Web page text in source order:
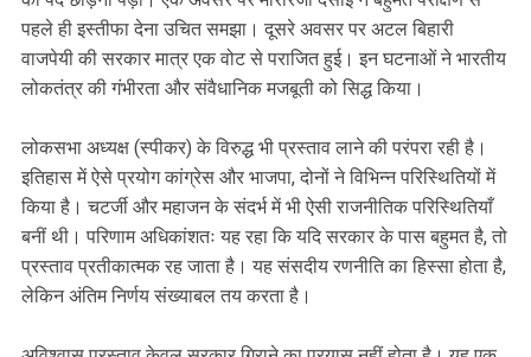
पहले ही इस्तीफा देना उचित समझा। दूसरे अवसर पर अटल बिहारी
वाजपेयी की सरकार मात्र एक वोट से पराजित हुई। इन घटनाओं ने भारतीय
लोकतंत्र की गंभीरता और संवैधानिक मजबूती को सिद्ध किया।
लोकसभा अध्यक्ष (स्पीकर) के विरुद्ध भी प्रस्ताव लाने की परंपरा रही है।
इतिहास में ऐसे प्रयोग कांग्रेस और भाजपा, दोनों ने विभिन्न परिस्थितियों में
किया है। चटर्जी और महाजन के संदर्भ में भी ऐसी राजनीतिक परिस्थितियाँ
बनीं थी। परिणाम अधिकांशतः यह रहा कि यदि सरकार के पास बहुमत है, तो
प्रस्ताव प्रतीकात्मक रह जाता है। यह संसदीय रणनीति का हिस्सा होता है,
लेकिन अंतिम निर्णय संख्याबल तय करता है।